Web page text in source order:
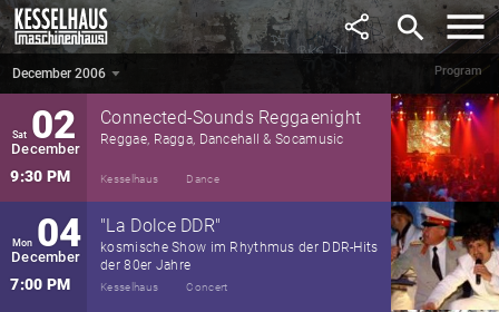
search
Program
7:00 PM
mit der Kulturbrauerei e.V. u. dem DAAD
Kesselhaus
December 2006
Sat 02
December
9:30 PM
Connected-Sounds Reggaenight
Reggae, Ragga, Dancehall & Socamusic
Kesselhaus Dance
Mon 04
December
7:00 PM
"La Dolce DDR"
kosmische Show im Rhythmus der DDR-Hits
der 80er Jahre
Kesselhaus Concert
December 2006 ▼